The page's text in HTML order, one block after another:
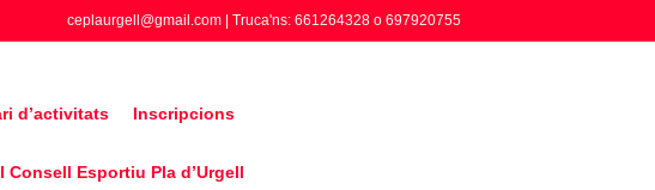
ceplaurgell@gmail.com | Truca'ns: 661264328 o 697920755
d’activitats Inscripcions
Consell Esportiu Pla d’Urgell